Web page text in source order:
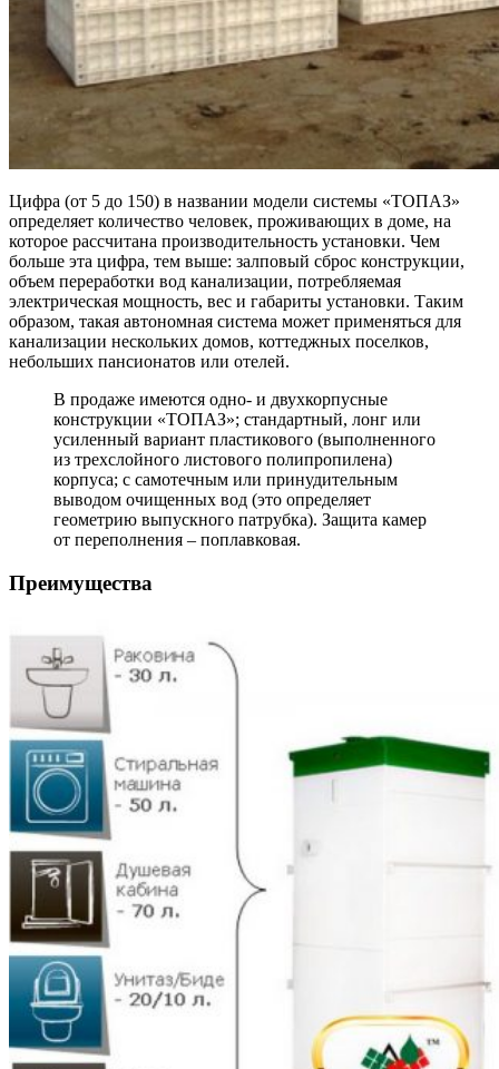
Цифра (от 5 до 150) в названии модели системы «ТОПАЗ»
определяет количество человек, проживающих в доме, на
которое рассчитана производительность установки. Чем
больше эта цифра, тем выше: залповый сброс конструкции,
объем переработки вод канализации, потребляемая
электрическая мощность, вес и габариты установки. Таким
образом, такая автономная система может применяться для
канализации нескольких домов, коттеджных поселков,
небольших пансионатов или отелей.
В продаже имеются одно- и двухкорпусные
конструкции «ТОПАЗ»; стандартный, лонг или
усиленный вариант пластикового (выполненного
из трехслойного листового полипропилена)
корпуса; с самотечным или принудительным
выводом очищенных вод (это определяет
геометрию выпускного патрубка). Защита камер
от переполнения – поплавковая.
Преимущества